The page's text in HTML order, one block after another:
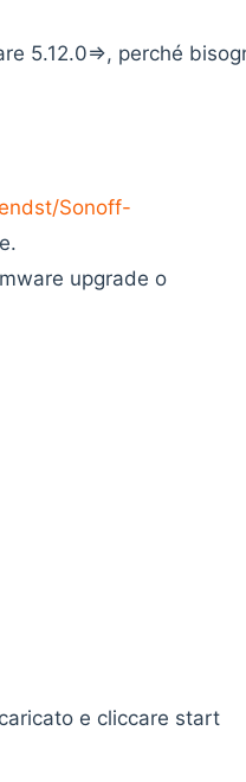
5.12.0=>, perché
Sonoff-
upgrade o
e cliccare start